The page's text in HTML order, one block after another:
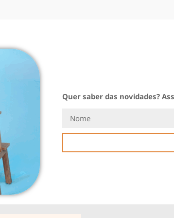
Quer saber das novidades?